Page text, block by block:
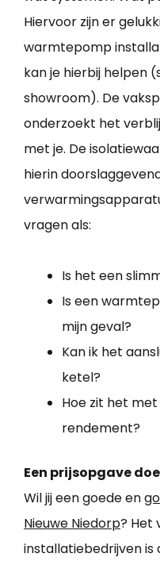
Hiervoor zijn er
warmtepomp
kan je hierbij helpen
showroom). De
onderzoekt het
met je. De
hierin
vragen als:
Is het een
Is een
mijn geval?
Kan ik het
ketel?
Hoe zit het
rendement?
Een prijsopgave
Wil jij een goede en
Nieuwe Niedorp? Het
installatiebedrijven is